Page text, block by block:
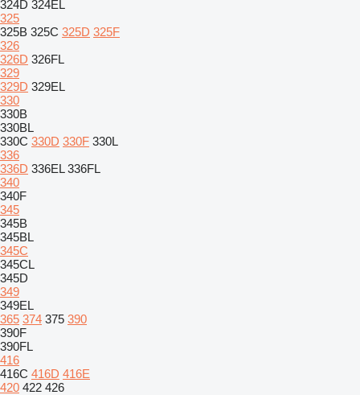
324D 324EL
325
325B 325C 325D 325F
326
326D 326FL
329
329D 329EL
330
330B
330BL
330C 330D 330F 330L
336
336D 336EL 336FL
340
340F
345
345B
345BL
345C
345CL
345D
349
349EL
365 374 375 390
390F
390FL
416
416C 416D 416E
420 422 426